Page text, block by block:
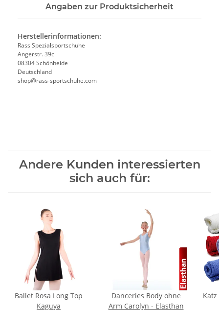
Angaben zur Produktsicherheit
Herstellerinformationen:
Rass Spezialsportschuhe
Angerstr. 39c
08304 Schönheide
Deutschland
shop@rass-sportschuhe.com
Andere Kunden interessierten
sich auch für:
Ballet Rosa Long Top
Kaguya
Danceries Body ohne
Arm Carolyn - Elasthan